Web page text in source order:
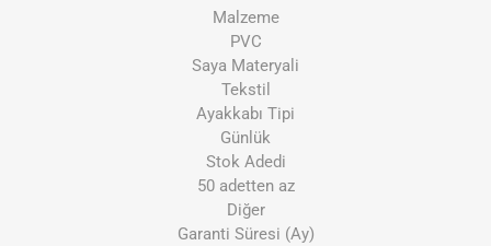
Malzeme
PVC
Saya Materyali
Tekstil
Ayakkabı Tipi
Günlük
Stok Adedi
50 adetten az
Diğer
Garanti Süresi (Ay)